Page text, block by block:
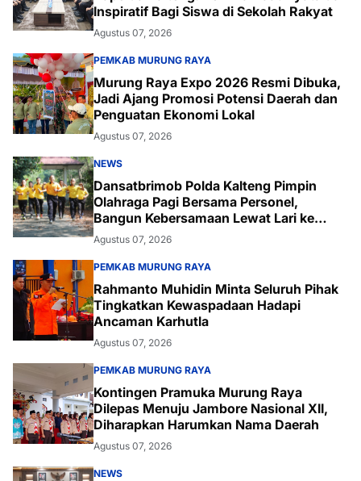
Inspiratif Bagi Siswa di Sekolah Rakyat
Agustus 07, 2026
PEMKAB MURUNG RAYA
Murung Raya Expo 2026 Resmi Dibuka,
Jadi Ajang Promosi Potensi Daerah dan
Penguatan Ekonomi Lokal
Agustus 07, 2026
NEWS
Dansatbrimob Polda Kalteng Pimpin
Olahraga Pagi Bersama Personel,
Bangun Kebersamaan Lewat Lari ke
Bukit Baranahu
Agustus 07, 2026
PEMKAB MURUNG RAYA
Rahmanto Muhidin Minta Seluruh Pihak
Tingkatkan Kewaspadaan Hadapi
Ancaman Karhutla
Agustus 07, 2026
PEMKAB MURUNG RAYA
Kontingen Pramuka Murung Raya
Dilepas Menuju Jambore Nasional XII,
Diharapkan Harumkan Nama Daerah
Agustus 07, 2026
NEWS